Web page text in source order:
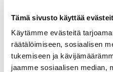
Tämä sivusto käyttää
Käytämme evästeitä
räätälöimiseen, sosiaalisen
tukemiseen ja
jaamme sosiaalisen median,